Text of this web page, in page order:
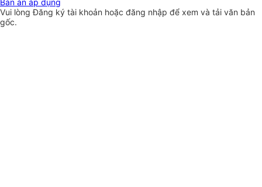
Bản án áp dụng
Vui lòngĐăng ký tài khoản hoặc đăng nhập để xem và tải văn bản
gốc.